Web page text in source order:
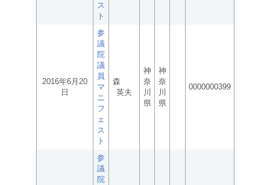
ス
ト
2016年6月20
日
参
議
院
議
員
マ
ニ
フ
ェ
ス
ト
森
英夫
神
奈
川
県
神
奈
川
県
0000000399
参
議
院